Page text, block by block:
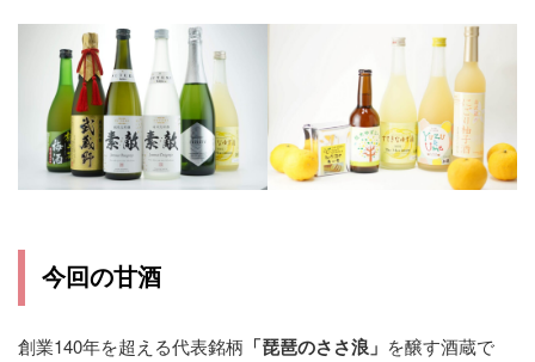
今回の甘酒
創業140年を超える代表銘柄 「琵琶のささ浪」 を醸す酒蔵で